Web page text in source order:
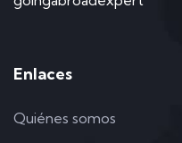
Enlaces
Quiénes somos